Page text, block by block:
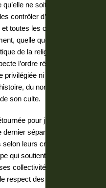
ne soit pas utilisée
contrôler d’aucune
toutes les citoyennes sont
quelle que soit leur
de la religion de chacun
l’ordre républicain.
ni sanctionnée,
du nombre de ses
son culte.
pour justifier un
séparerait les
leurs croyances et
qui soutient la cohésion
collectivités et ses agents
respect des lois, est libre de